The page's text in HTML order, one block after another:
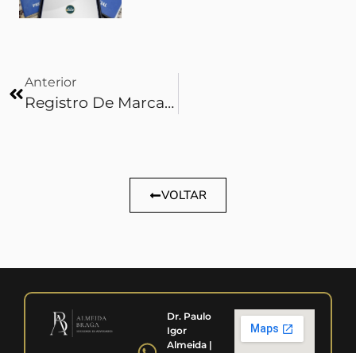
Anterior
Registro De Marca – Você Sabe A Importância De Registrar Sua Marca?
VOLTAR
Dr. Paulo
Igor
Almeida |